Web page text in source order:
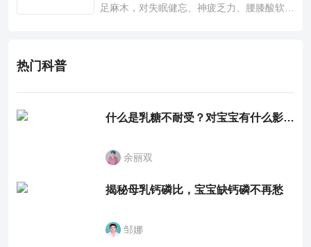
足麻木，对失眠健忘、神疲乏力、腰膝酸软也
热门科普
什么是乳糖不耐受？对宝宝有什么影响？
余丽双
揭秘母乳钙磷比，宝宝缺钙磷不再愁
邹娜